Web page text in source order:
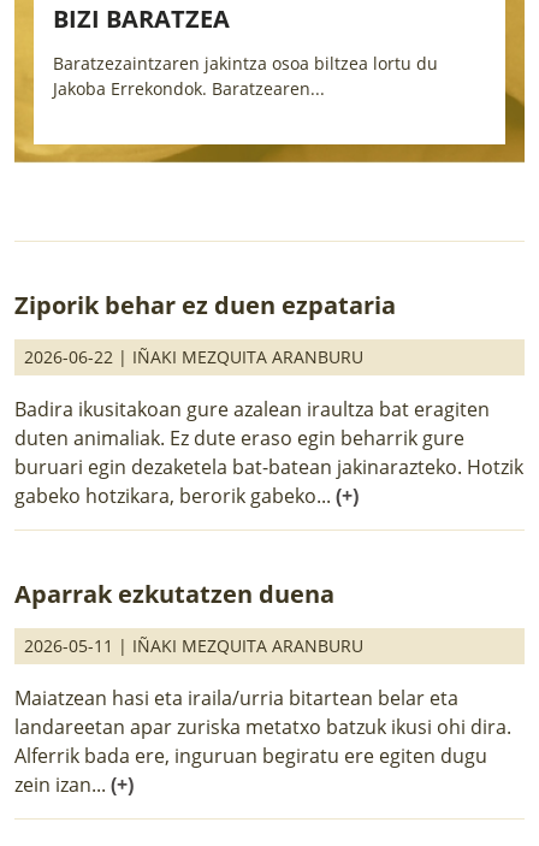
HAUSNARREAN. ARDIEK EGIN
Liburu honetan aurkituko duzu zer bizi duen artzain
Ziporik behar ez duen ezpataria
2026-06-22 | IÑAKI MEZQUITA ARANBURU
Badira ikusitakoan gure azalean iraultza bat eragiten
duten animaliak. Ez dute eraso egin beharrik gure
buruari egin dezaketela bat-batean jakinarazteko. Hotzik
gabeko hotzikara, berorik gabeko... (+)
Aparrak ezkutatzen duena
2026-05-11 | IÑAKI MEZQUITA ARANBURU
Maiatzean hasi eta iraila/urria bitartean belar eta
landareetan apar zuriska metatxo batzuk ikusi ohi dira.
Alferrik bada ere, inguruan begiratu ere egiten dugu
zein izan... (+)